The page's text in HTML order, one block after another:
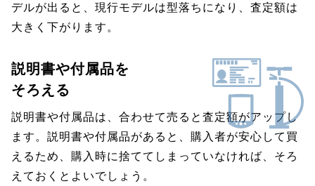
デルが出ると、現行モデルは型落ちになり、査定額は
大きく下がります。
説明書や付属品を
そろえる
説明書や付属品は、合わせて売ると査定額がアップし
ます。説明書や付属品があると、購入者が安心して買
えるため、購入時に捨ててしまっていなければ、そろ
えておくとよいでしょう。